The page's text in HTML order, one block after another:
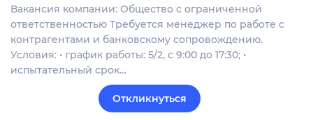
Вакансия компании: Общество с ограниченной
ответственностью Требуется менеджер по работе с
контрагентами и банковскому сопровождению.
Условия: • график работы: 5/2, с 9:00 до 17:30; •
испытательный срок…
Откликнуться